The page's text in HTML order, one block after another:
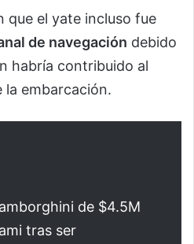
que el yate incluso fue
de navegación debido
habría contribuido al
la embarcación.
de $4.5M
tras ser